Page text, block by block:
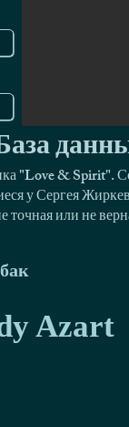
"Love & Spirit".
у Сергея
точная или не
Azart